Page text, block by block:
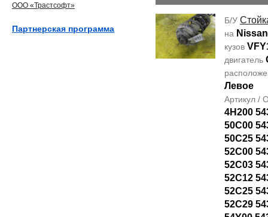
Б/У
на
кузов
двигатель
Левое
Артикул /
4H200
50C00
50C25
52C00
52C03
52C12
52C25
52C29
ООО «Трастсофт»
Партнерская программа